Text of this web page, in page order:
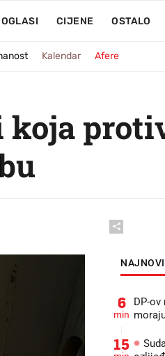
OGLASI CIJENE OSTALO
Kalendar Afere
6
min
DP-
15